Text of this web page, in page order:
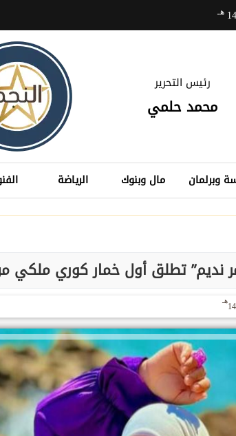
هـ
رئيس التحرير
محمد حلمي
وبرلمان مال وبنوك الرياضة
تطلق أول خمار كوري ملكي
هـ